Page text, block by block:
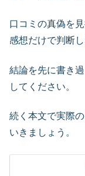
口コミの真偽を
感想だけで判断
結論を先に書き
してください。
続く本文で実際
いきましょう。